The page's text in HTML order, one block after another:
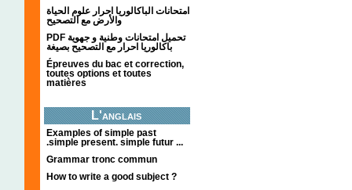
امتحانات الباكالوريا احرار علوم الحياة
والأرض مع التصحيح
PDF تحميل امتحانات وطنية و جهوية
باكالوريا احرار مع التصحيح بصيغة
Épreuves du bac et correction,
toutes options et toutes
matières
L'anglais
Examples of simple past
.simple present. simple futur ...
Grammar tronc commun
How to write a good subject ?